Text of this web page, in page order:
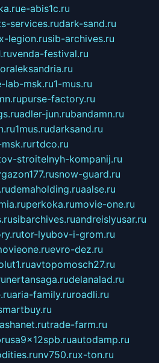
e-abis1c.ru
services.rudark-sand.ru
x-legion.rusib-archives.ru
venda-festival.ru
lab-msk.ru1-mus.ru
purse-factory.ru
adler-jun.rubandamn.ru
1mus.rudarksand.ru
rtdco.ru
stroitelnyh-kompanij.ru
snow-guard.ru
demaholding.ruaalse.ru
perkoka.rumovie-one.ru
sibarchives.ruandreislyusar.ru
tor-lyubov-i-grom.ru
evro-dez.ru
avtopomosch27.ru
nertansaga.rudelanalad.ru
aria-family.ruroadli.ru
ashanet.rutrade-farm.ru
autodamp.ru
nv750.rux-ton.ru